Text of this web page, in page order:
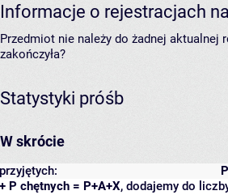
Informacje o rejestracjach
Przedmiot nie należy do żadnej aktualnej
zakończyła?
Statystyki próśb
W skrócie
przyjętych:
+ P chętnych = P+A+X, dodajemy do